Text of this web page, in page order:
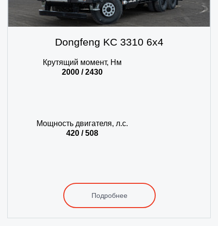
Dongfeng KC 3310 6х4
Крутящий момент, Нм
2000 / 2430
Мощность двигателя, л.с.
420 / 508
Подробнее